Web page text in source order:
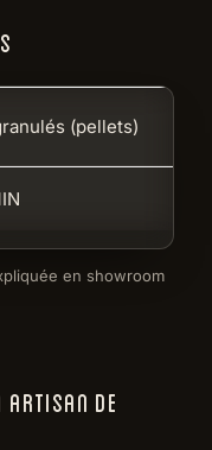
(pellets)
en showroom
DE